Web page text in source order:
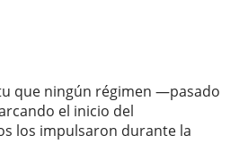
que ningún régimen —pasado
el inicio del
los impulsaron durante la